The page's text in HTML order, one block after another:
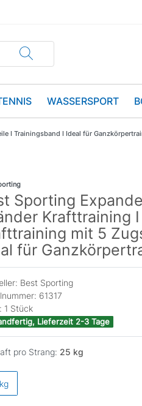
WASSERSPORT
I Trainingsband I Ideal für
Sporting
Krafttraining
mit 5
für
Best Sporting
61317
1 Stück
Lieferzeit 2-3 Tage
pro Strang: 25 kg